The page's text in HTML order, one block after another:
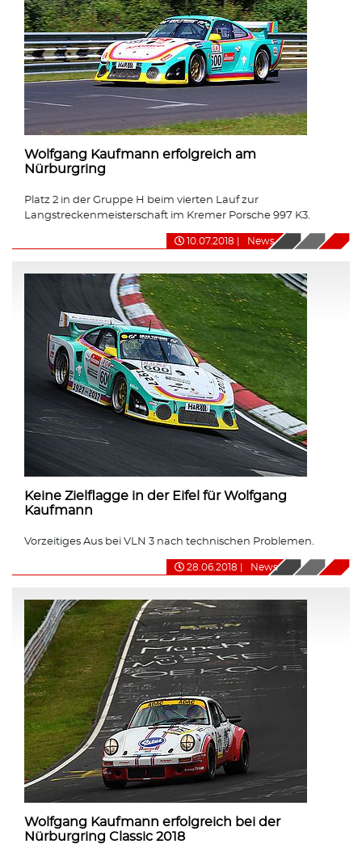
Wolfgang Kaufmann erfolgreich am
Nürburgring
Platz 2 in der Gruppe H beim vierten Lauf zur
Langstreckenmeisterschaft im Kremer Porsche 997 K3.
10.07.2018 News
Keine Zielflagge in der Eifel für Wolfgang
Kaufmann
Vorzeitiges Aus bei VLN 3 nach technischen Problemen.
28.06.2018 News
Wolfgang Kaufmann erfolgreich bei der
Nürburgring Classic 2018